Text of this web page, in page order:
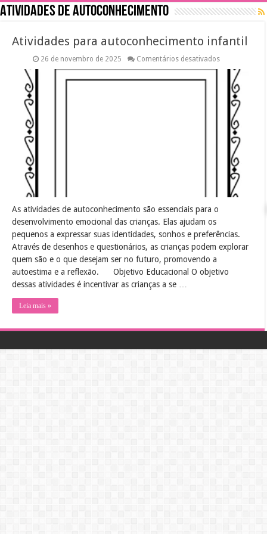
Atividades de Autoconhecimento
Atividades para autoconhecimento infantil
26 de novembro de 2025 Comentários desativadosem
infantil
As atividades de autoconhecimento são essenciais para o
desenvolvimento emocional das crianças. Elas ajudam os
pequenos a expressar suas identidades, sonhos e preferências.
Através de desenhos e questionários, as crianças podem explorar
quem são e o que desejam ser no futuro, promovendo a
autoestima e a reflexão.
Objetivo Educacional O objetivo
dessas atividades é incentivar as crianças a se …
Leia mais »